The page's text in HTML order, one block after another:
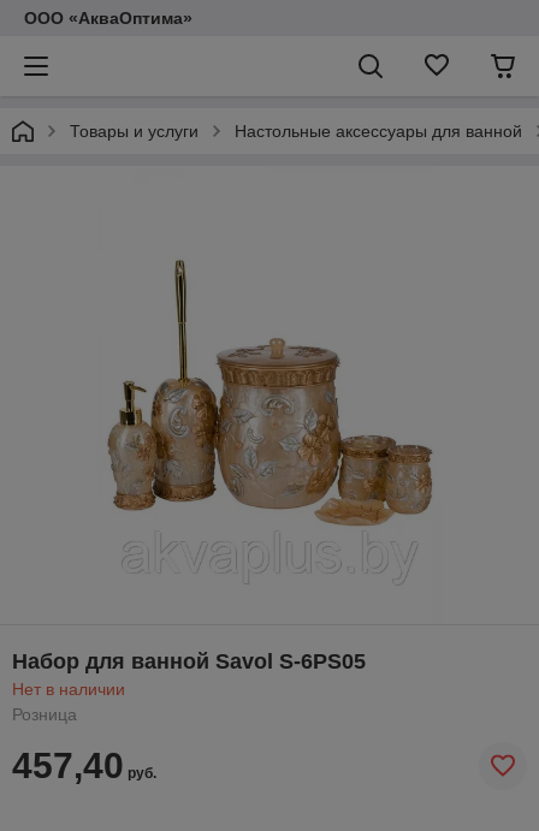
ООО «АкваОптима»
Товары и услуги Настольные аксессуары для ванной
Набор для ванной Savol S-6PS05
Нет в наличии
Розница
457,40 руб.